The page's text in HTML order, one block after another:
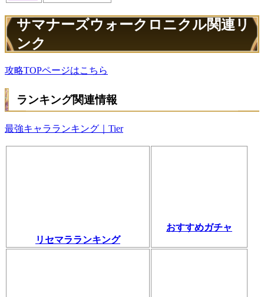
サマナーズウォークロニクル関連リ
ンク
攻略TOPページはこちら
ランキング関連情報
最強キャラランキング｜Tier
リセマラランキング
おすすめガチャ